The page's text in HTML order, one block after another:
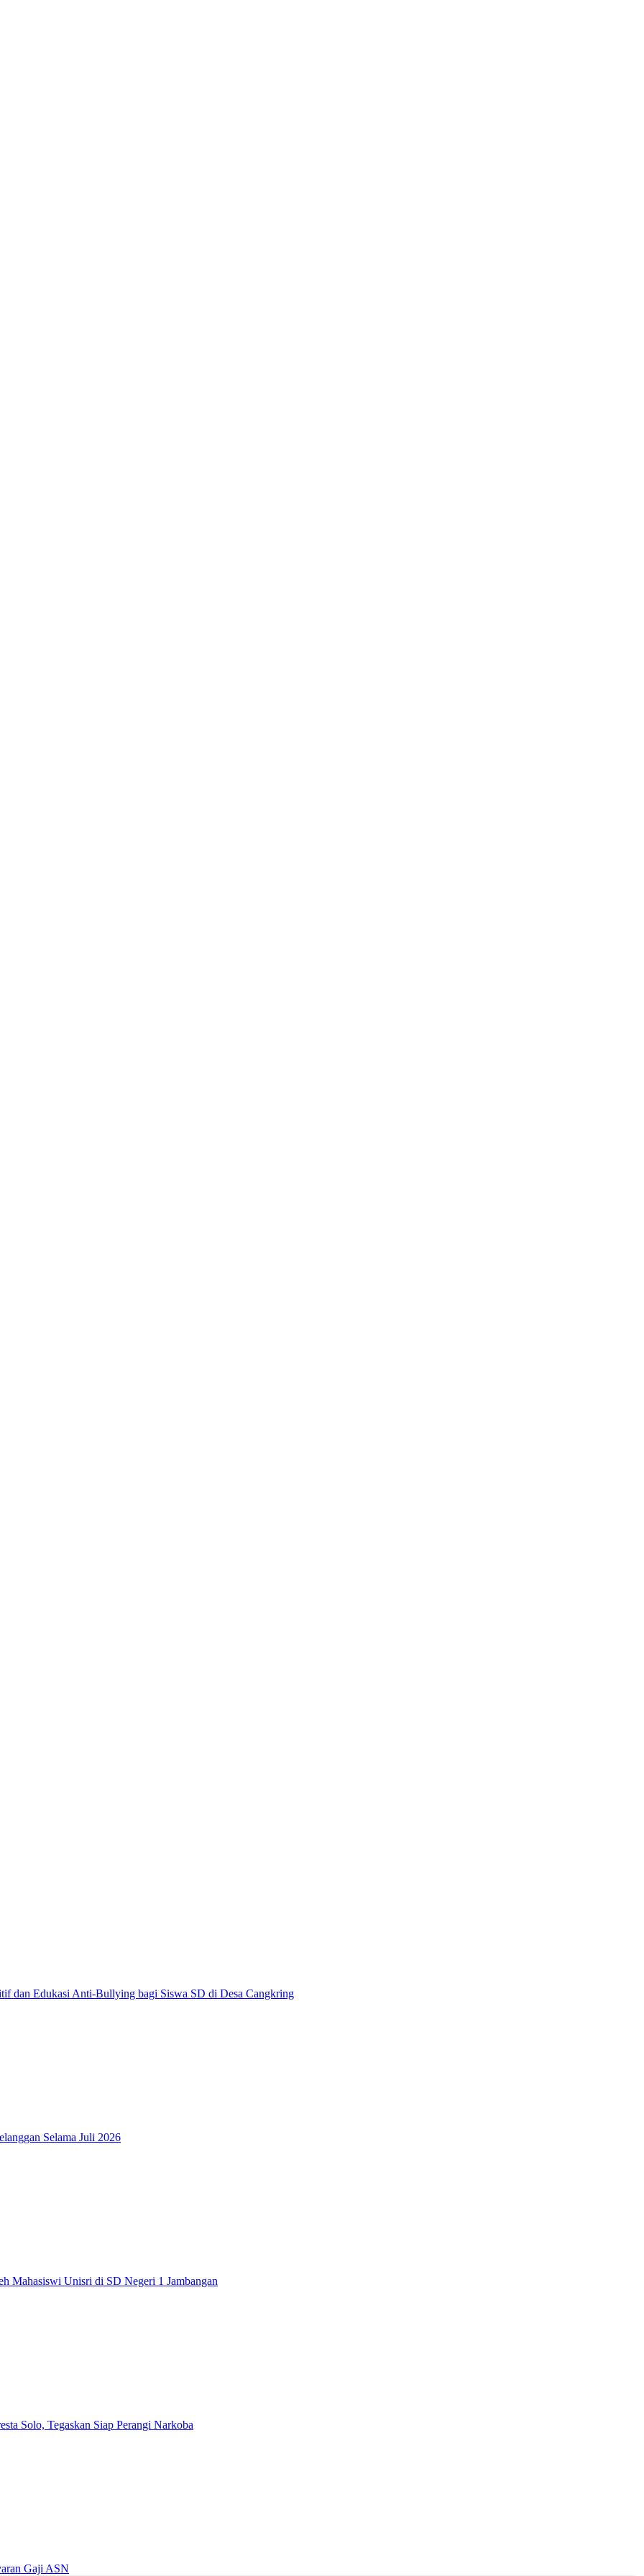
dan Edukasi Anti-Bullying bagi Siswa SD di Desa Cangkring
Selama Juli 2026
Mahasiswi Unisri di SD Negeri 1 Jambangan
Solo, Tegaskan Siap Perangi Narkoba
Gaji ASN